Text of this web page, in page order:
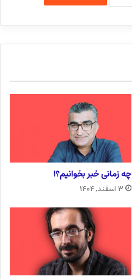
چه زمانی خبر بخوانیم؟!
۳ اسفند, ۱۴۰۴